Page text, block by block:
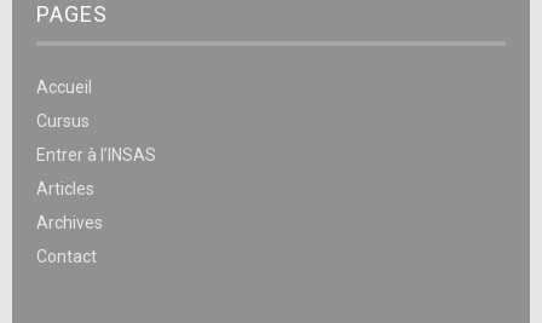
PAGES
Accueil
Cursus
Entrer à l’INSAS
Articles
Archives
Contact